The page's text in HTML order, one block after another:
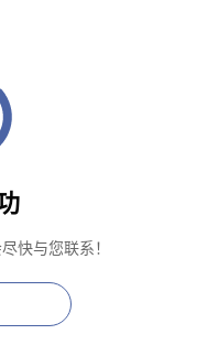
快与您联系！